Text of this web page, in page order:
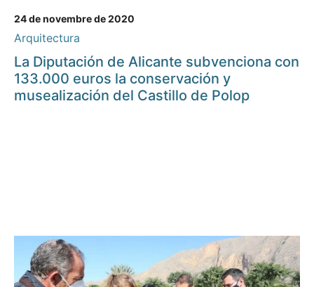
24 de novembre de 2020
Arquitectura
La Diputación de Alicante subvenciona con
133.000 euros la conservación y
musealización del Castillo de Polop